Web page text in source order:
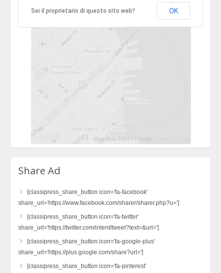
Sei il proprietario di questo sito web? OK
Share Ad
[classipress_share_button icon='fa-facebook'
share_url='https://www.facebook.com/sharer/sharer.php?u=']
[classipress_share_button icon='fa-twitter'
share_url='https://twitter.com/intent/tweet?text=&url=']
[classipress_share_button icon='fa-google-plus'
share_url='https://plus.google.com/share?url=']
[classipress_share_button icon='fa-pinterest'